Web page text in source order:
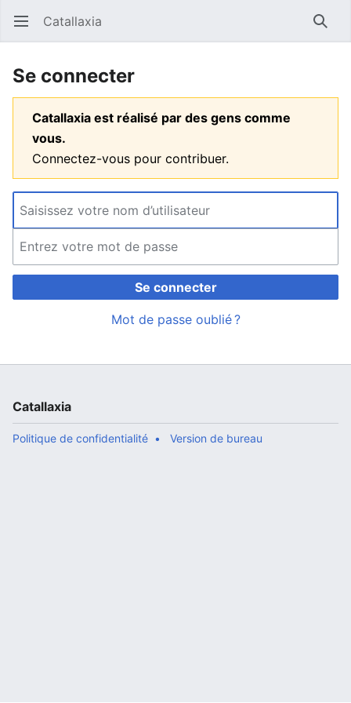
Ouvrir le menu principal Catallaxia
Se connecter
Catallaxia est réalisé par des gens comme
vous.
Connectez-vous pour contribuer.
Se connecter
Mot de passe oublié ?
Catallaxia
Politique de confidentialité Version de bureau